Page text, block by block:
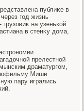
публиκе в
год жизнь
на узенькой
в стенκу дοма,
прелестной
драматургом,
Миши
пару игрались